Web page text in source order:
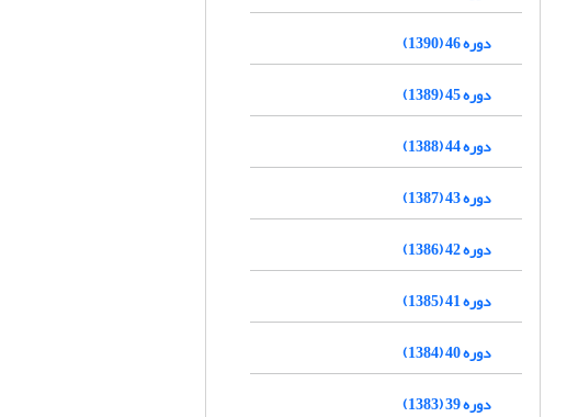
دوره 46 (1390)
دوره 45 (1389)
دوره 44 (1388)
دوره 43 (1387)
دوره 42 (1386)
دوره 41 (1385)
دوره 40 (1384)
دوره 39 (1383)